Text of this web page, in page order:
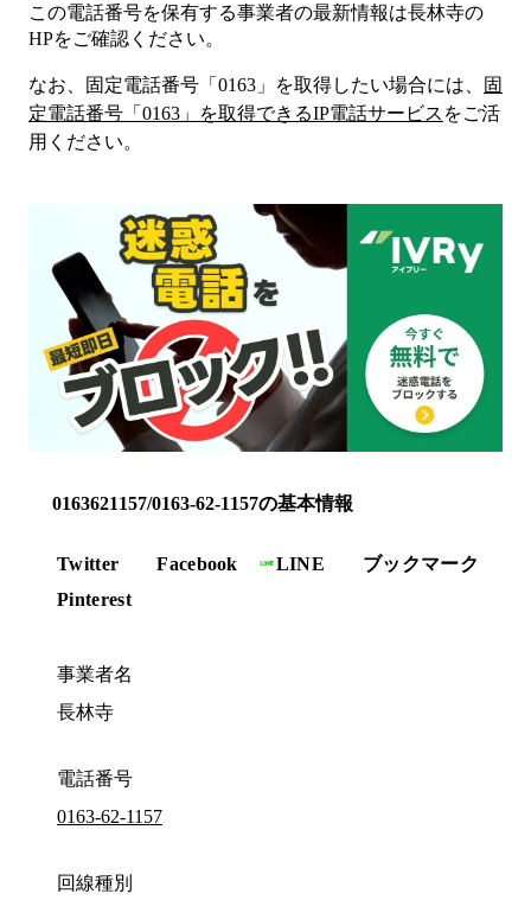
この電話番号を保有する事業者の最新情報は長林寺の
HPをご確認ください。
なお、固定電話番号「 0163 」を取得したい場合には、
固
定電話番号「 0163 」を取得できるIP電話サービス をご活
用ください。
0163621157/0163-62-1157の基本情報
Twitter Facebook LINE
ブックマーク
Pinterest
事業者名
長林寺
電話番号
0163-62-1157
回線種別